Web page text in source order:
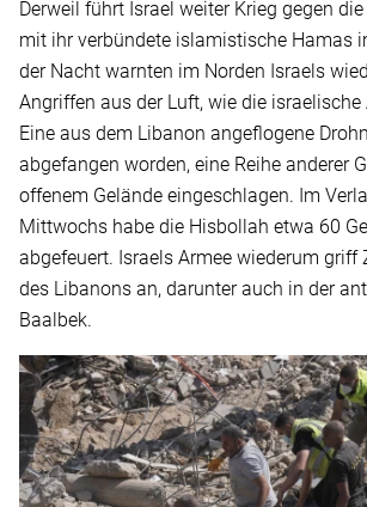
Derweil führt Israel weiter Krieg gegen
mit ihr verbündete islamistische Hamas
der Nacht warnten im Norden Israels
Angriffen aus der Luft, wie die israelische
Eine aus dem Libanon angeflogene
abgefangen worden, eine Reihe anderer
offenem Gelände eingeschlagen. Im
Mittwochs habe die Hisbollah etwa 60
abgefeuert. Israels Armee wiederum griff
des Libanons an, darunter auch in der
Baalbek.